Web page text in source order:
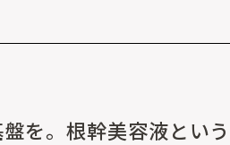
を。根幹美容液とい